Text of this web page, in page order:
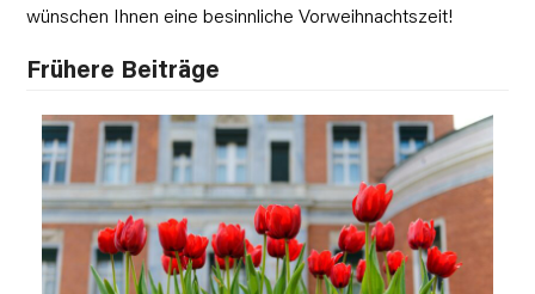
wünschen Ihnen eine besinnliche Vorweihnachtszeit!
Frühere Beiträge